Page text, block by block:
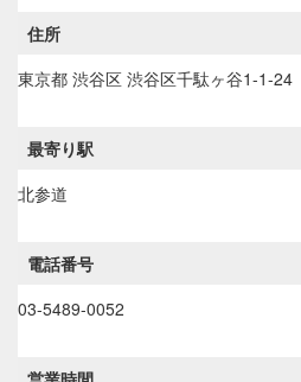
住所
東京都 渋谷区 渋谷区千駄ヶ谷1-1-24
最寄り駅
北参道
電話番号
03-5489-0052